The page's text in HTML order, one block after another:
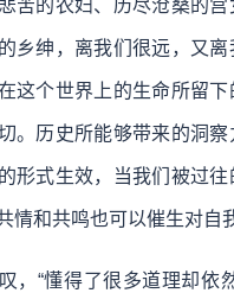
苦的农妇、历尽沧桑的
乡绅，离我们很远，又
这个世界上的生命所留
。历史所能够带来的洞察
形式生效，当我们被过
情和共鸣也可以催生对自
，“懂得了很多道理却依